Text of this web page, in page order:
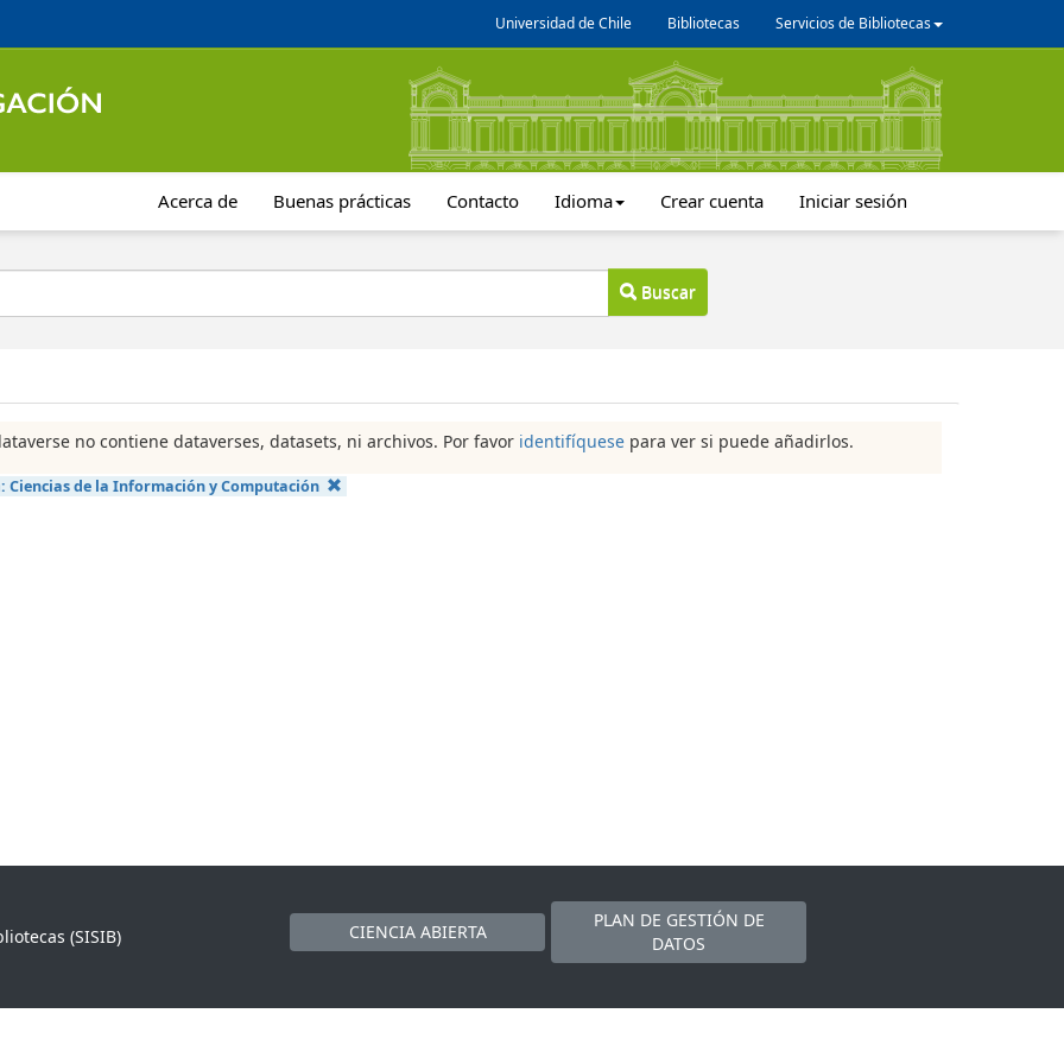
Universidad de Chile Bibliotecas Servicios de Bibliotecas
Acerca de Buenas prácticas Contacto Idioma Crear cuenta Iniciar sesión
Buscar
no contiene dataverses, datasets, ni archivos. Por favor identifíquese para ver si puede añadirlos.
Ciencias de la Información y Computación
(SISIB)
CIENCIA ABIERTA
PLAN DE GESTIÓN DE
DATOS